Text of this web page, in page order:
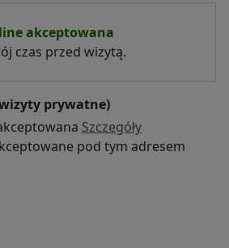
akceptowana
czas przed wizytą.
prywatne)
Szczegóły
pod tym adresem